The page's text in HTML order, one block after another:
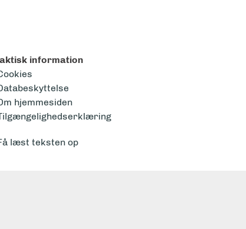
information
hjemmesiden
læst teksten op